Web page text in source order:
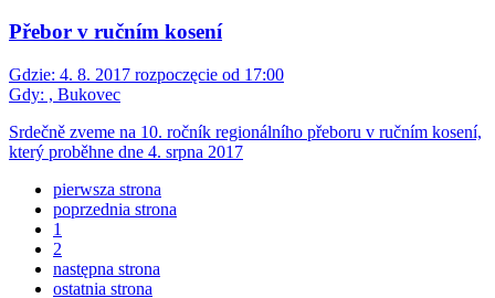
Přebor v ručním kosení
Gdzie: 4. 8. 2017 rozpoczęcie od 17:00
Gdy: , Bukovec
Srdečně zveme na 10. ročník regionálního přeboru v ručním kosení,
který proběhne dne 4. srpna 2017
pierwsza strona
poprzednia strona
1
2
następna strona
ostatnia strona